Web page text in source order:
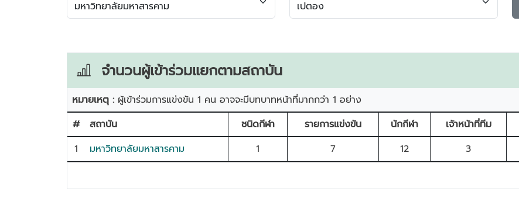
จำนวนผู้เข้าร่วมแยกตามสถาบัน
หมายเหตุ : ผู้เข้าร่วมการแข่งขัน 1 คน อาจจะมีบทบาทหน้าที่มากกว่า 1 อย่าง
#
สถาบัน ชนิดกีฬา รายการแข่งขัน นักกีฬา เจ้าหน้าที่ทีม
1
มหาวิทยาลัยมหาสารคาม 1 7 12 3